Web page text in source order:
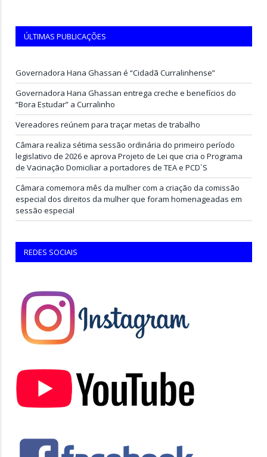
ÚLTIMAS PUBLICAÇÕES
Governadora Hana Ghassan é “Cidadã Curralinhense”
Governadora Hana Ghassan entrega creche e benefícios do
“Bora Estudar” a Curralinho
Vereadores reúnem para traçar metas de trabalho
Câmara realiza sétima sessão ordinária do primeiro período
legislativo de 2026 e aprova Projeto de Lei que cria o Programa
de Vacinação Domiciliar a portadores de TEA e PCD`S
Câmara comemora mês da mulher com a criação da comissão
especial dos direitos da mulher que foram homenageadas em
sessão especial
REDES SOCIAIS